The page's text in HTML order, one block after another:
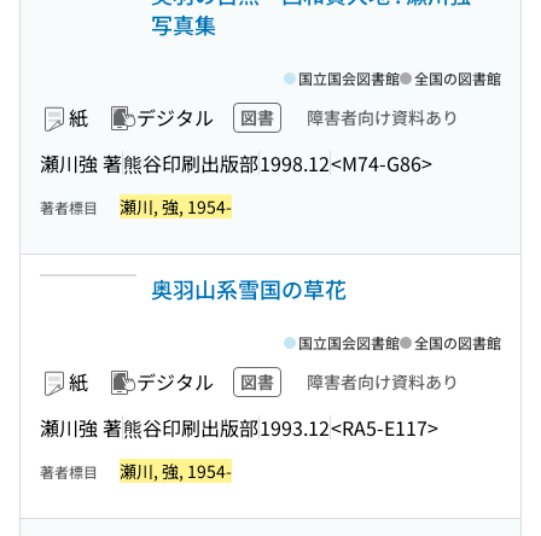
写真集
紙 デジタル 図書 障害者向け資料あり
瀬川強 著熊谷印刷出版部1998.12<M74-G86>
国立国会図書館 全国の図書館
著者標目 瀬川, 強, 1954-
奥羽山系雪国の草花
紙 デジタル 図書 障害者向け資料あり
瀬川強 著熊谷印刷出版部1993.12<RA5-E117>
国立国会図書館 全国の図書館
著者標目 瀬川, 強, 1954-